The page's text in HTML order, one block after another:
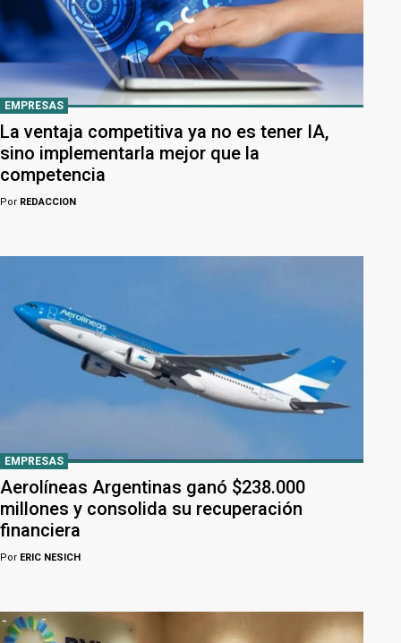
EMPRESAS
La ventaja competitiva ya no es tener IA,
sino implementarla mejor que la
competencia
Por REDACCION
EMPRESAS
Aerolíneas Argentinas ganó $238.000
millones y consolida su recuperación
financiera
Por ERIC NESICH